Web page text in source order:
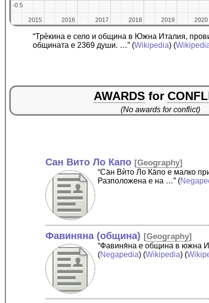
2015
2015 2016
2016 2017
2017 2018
2018 2019
2019 2020
2020
-0.5
-0.5
“Трѐкина е село и община в Южна Италия,
общината е 2369 души. …” (Wikipedia) (
AWARDS for
(No awards for conflict)
Сан Вито Ло Капо [Geography]
“Са̀н Вѝто Ло Ка̀по е малко
Разположена е на …” (
Фавиняна (община) [Geography]
“Фавиня̀на е община в южна
(Negapedia) (Wikipedia) (